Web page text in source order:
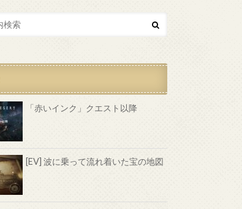
「赤いインク」クエスト以降
[EV] 波に乗って流れ着いた宝の地図